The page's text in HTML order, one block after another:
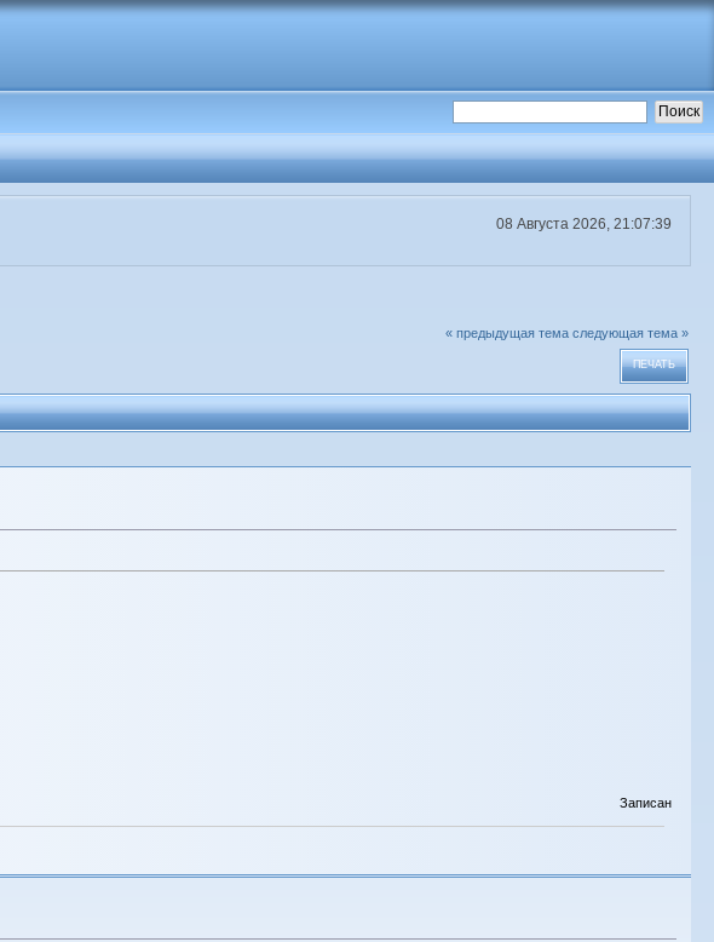
08 Августа 2026, 21:07:39
« предыдущая тема следующая тема »
ПЕЧАТЬ
Записан